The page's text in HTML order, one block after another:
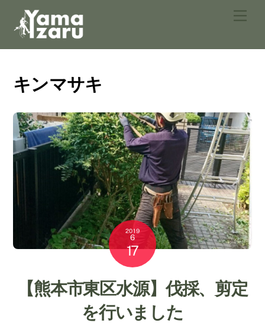
content
キンマサキ
2019
6
17
【熊本市東区水源】伐採、剪定
を行いました